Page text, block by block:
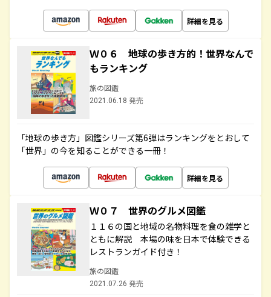
詳細を見る
Ｗ０６ 地球の歩き方的！世界なんで
もランキング
旅の図鑑
2021.06.18 発売
「地球の歩き方」図鑑シリーズ第6弾はランキングをとおして
「世界」の今を知ることができる一冊！
詳細を見る
Ｗ０７ 世界のグルメ図鑑
１１６の国と地域の名物料理を食の雑学と
ともに解説 本場の味を日本で体験できる
レストランガイド付き！
旅の図鑑
2021.07.26 発売